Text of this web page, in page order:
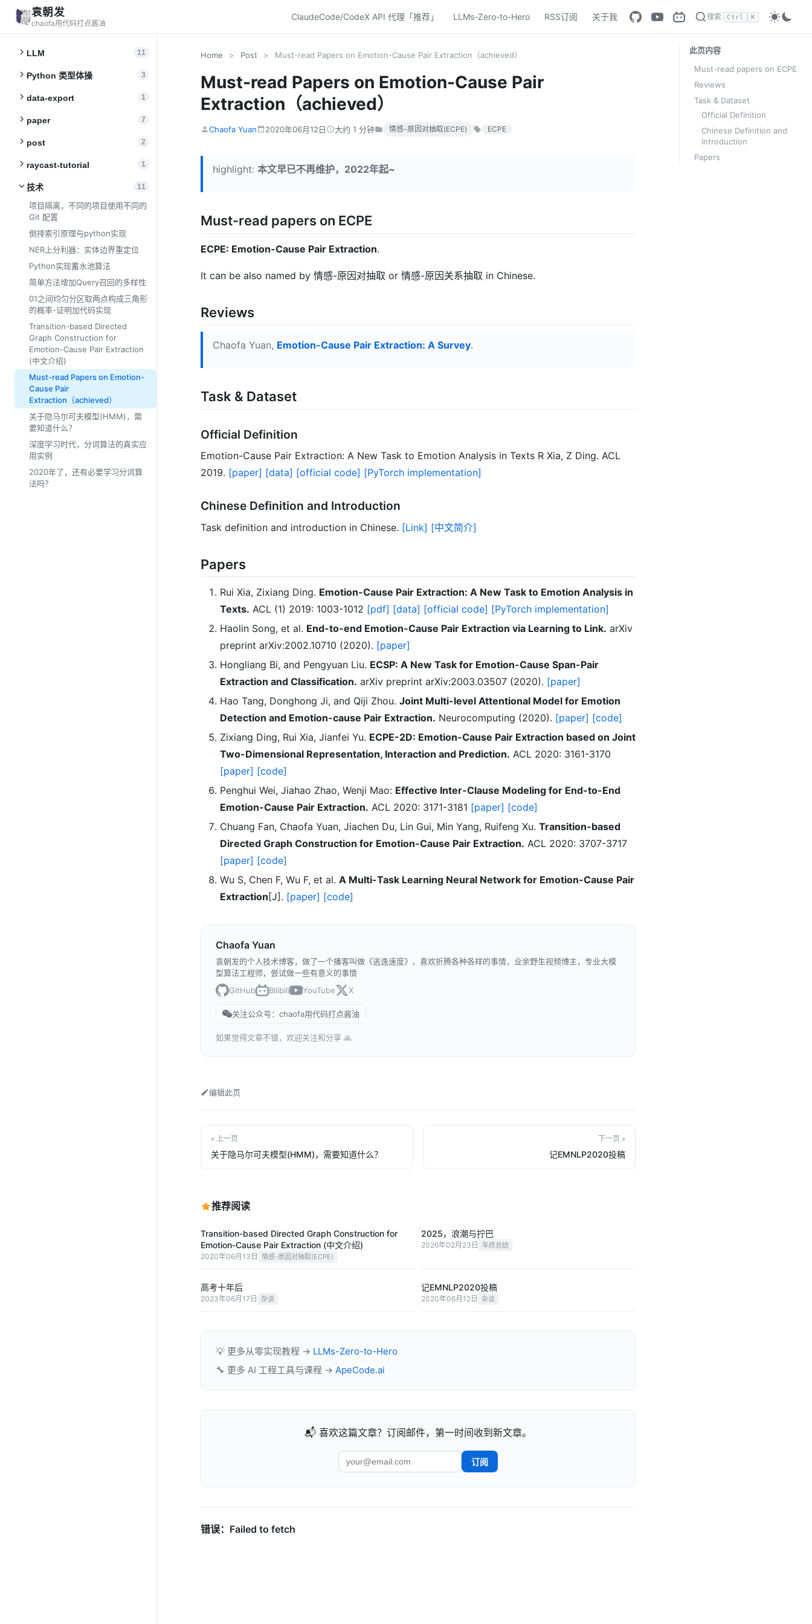
袁朝发
chaofa用代码打点酱油
ClaudeCode/CodeX API 代理「推荐」 LLMs-Zero-to-Hero RSS订阅 关于我 搜索 Ctrl K
LLM 11
Python 类型体操 3
data-export 1
paper 7
post 2
raycast-tutorial 1
技术 11
项目隔离，不同的项目使用不同的
Git 配置
倒排索引原理与python实现
NER上分利器：实体边界重定位
Python实现蓄水池算法
简单方法增加Query召回的多样性
01之间均匀分区取两点构成三角形
的概率-证明加代码实现
Transition-based Directed
Graph Construction for
Emotion-Cause Pair Extraction
(中文介绍)
Must-read Papers on Emotion-
Cause Pair
Extraction（achieved）
关于隐马尔可夫模型(HMM)，需
要知道什么？
深度学习时代，分词算法的真实应
用实例
2020年了，还有必要学习分词算
法吗？
Home > Post > Must-read Papers on Emotion-Cause Pair Extraction（achieved）
Must-read Papers on Emotion-Cause Pair
Extraction（achieved）
Chaofa Yuan 2020年06月12日 大约 1 分钟 情感-原因对抽取(ECPE) ECPE
highlight: 本文早已不再维护，2022年起~
Must-read papers on ECPE
ECPE: Emotion-Cause Pair Extraction.
It can be also named by 情感-原因对抽取 or 情感-原因关系抽取 in Chinese.
Reviews
Chaofa Yuan, Emotion-Cause Pair Extraction: A Survey.
Task & Dataset
Official Definition
Emotion-Cause Pair Extraction: A New Task to Emotion Analysis in Texts R Xia, Z Ding. ACL
2019. [paper] [data] [official code] [PyTorch implementation]
Chinese Definition and Introduction
Task definition and introduction in Chinese. [Link] [中文简介]
Papers
Rui Xia, Zixiang Ding. Emotion-Cause Pair Extraction: A New Task to Emotion Analysis in
Texts. ACL (1) 2019: 1003-1012 [pdf] [data] [official code] [PyTorch implementation]
Haolin Song, et al. End-to-end Emotion-Cause Pair Extraction via Learning to Link. arXiv
preprint arXiv:2002.10710 (2020). [paper]
Hongliang Bi, and Pengyuan Liu. ECSP: A New Task for Emotion-Cause Span-Pair
Extraction and Classification. arXiv preprint arXiv:2003.03507 (2020). [paper]
Hao Tang, Donghong Ji, and Qiji Zhou. Joint Multi-level Attentional Model for Emotion
Detection and Emotion-cause Pair Extraction. Neurocomputing (2020). [paper] [code]
Zixiang Ding, Rui Xia, Jianfei Yu. ECPE-2D: Emotion-Cause Pair Extraction based on Joint
Two-Dimensional Representation, Interaction and Prediction. ACL 2020: 3161-3170
[paper] [code]
Penghui Wei, Jiahao Zhao, Wenji Mao: Effective Inter-Clause Modeling for End-to-End
Emotion-Cause Pair Extraction. ACL 2020: 3171-3181 [paper] [code]
Chuang Fan, Chaofa Yuan, Jiachen Du, Lin Gui, Min Yang, Ruifeng Xu. Transition-based
Directed Graph Construction for Emotion-Cause Pair Extraction. ACL 2020: 3707-3717
[paper] [code]
Wu S, Chen F, Wu F, et al. A Multi-Task Learning Neural Network for Emotion-Cause Pair
Extraction [J]. [paper] [code]
Chaofa Yuan
袁朝发的个人技术博客，做了一个播客叫做《逃逸速度》，喜欢折腾各种各样的事情，业余野生视频博主，专业大模
型算法工程师，尝试做一些有意义的事情
GitHub
Bilibili YouTube X
关注公众号：chaofa用代码打点酱油
如果觉得文章不错，欢迎关注和分享 🙏
编辑此页
« 上一页
关于隐马尔可夫模型(HMM)，需要知道什么？
下一页 »
记EMNLP2020投稿
推荐阅读
Transition-based Directed Graph Construction for
Emotion-Cause Pair Extraction (中文介绍)
2020年06月13日 情感-原因对抽取(ECPE)
2025，浪潮与拧巴
2026年02月23日 年终总结
高考十年后
2023年06月17日 杂谈
记EMNLP2020投稿
2020年06月12日 杂谈
💡 更多从零实现教程 → LLMs-Zero-to-Hero
🔧 更多 AI 工程工具与课程 → ApeCode.ai
📬 喜欢这篇文章？订阅邮件，第一时间收到新文章。
订阅
此页内容
Must-read papers on ECPE
Reviews
Task & Dataset
Official Definition
Chinese Definition and
Introduction
Papers